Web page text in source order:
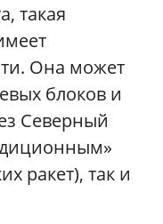
такая
Она может
блоков и
Северный
ракет), так и